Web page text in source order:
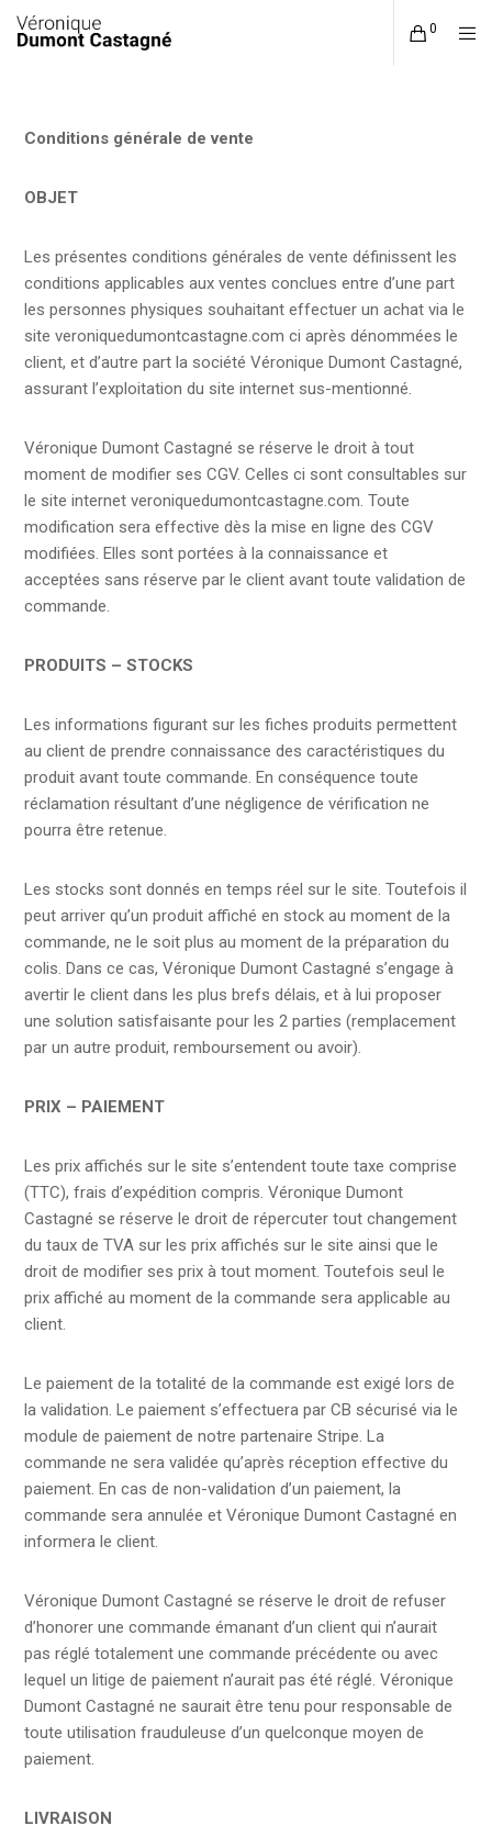
0
Conditions générale de vente
OBJET
Les présentes conditions générales de vente définissent les
conditions applicables aux ventes conclues entre d’une part
les personnes physiques souhaitant effectuer un achat via le
site veroniquedumontcastagne.com ci après dénommées le
client, et d’autre part la société Véronique Dumont Castagné,
assurant l’exploitation du site internet sus-mentionné.
Véronique Dumont Castagné se réserve le droit à tout
moment de modifier ses CGV. Celles ci sont consultables sur
le site internet veroniquedumontcastagne.com. Toute
modification sera effective dès la mise en ligne des CGV
modifiées. Elles sont portées à la connaissance et
acceptées sans réserve par le client avant toute validation de
commande.
PRODUITS – STOCKS
Les informations figurant sur les fiches produits permettent
au client de prendre connaissance des caractéristiques du
produit avant toute commande. En conséquence toute
réclamation résultant d’une négligence de vérification ne
pourra être retenue.
Les stocks sont donnés en temps réel sur le site. Toutefois il
peut arriver qu’un produit affiché en stock au moment de la
commande, ne le soit plus au moment de la préparation du
colis. Dans ce cas, Véronique Dumont Castagné s’engage à
avertir le client dans les plus brefs délais, et à lui proposer
une solution satisfaisante pour les 2 parties (remplacement
par un autre produit, remboursement ou avoir).
PRIX – PAIEMENT
Les prix affichés sur le site s’entendent toute taxe comprise
(TTC), frais d’expédition compris. Véronique Dumont
Castagné se réserve le droit de répercuter tout changement
du taux de TVA sur les prix affichés sur le site ainsi que le
droit de modifier ses prix à tout moment. Toutefois seul le
prix affiché au moment de la commande sera applicable au
client.
Le paiement de la totalité de la commande est exigé lors de
la validation. Le paiement s’effectuera par CB sécurisé via le
module de paiement de notre partenaire Stripe. La
commande ne sera validée qu’après réception effective du
paiement. En cas de non-validation d’un paiement, la
commande sera annulée et Véronique Dumont Castagné en
informera le client.
Véronique Dumont Castagné se réserve le droit de refuser
d’honorer une commande émanant d’un client qui n’aurait
pas réglé totalement une commande précédente ou avec
lequel un litige de paiement n’aurait pas été réglé. Véronique
Dumont Castagné ne saurait être tenu pour responsable de
toute utilisation frauduleuse d’un quelconque moyen de
paiement.
LIVRAISON